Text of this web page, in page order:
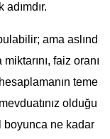
ama aslınd
faiz oranı
teme
olduğu
boyunca ne kadar